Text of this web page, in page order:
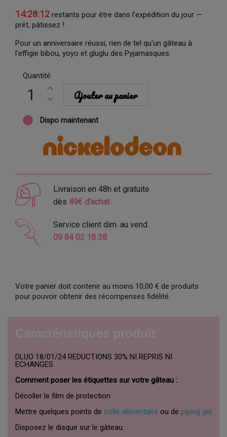
14:28:11 restants pour être dans l’expédition du jour —
prêt, pâtissez !
Pour un anniversaire réussi, rien de tel qu'un gâteau à
l'effigie bibou, yoyo et gluglu des Pyjamasques.
Quantité
Ajouter au panier
Dispo maintenant
Livraison en 48h et gratuite
dès 49€ d'achat
Service client dim. au vend.
09 84 02 18 38
Votre panier doit contenir au moins 10,00 € de produits
pour pouvoir obtenir des récompenses fidélité.
DLUO 18/01/24 REDUCTIONS 30% NI REPRIS NI
ECHANGES
Comment poser les étiquettes sur votre gâteau :
Décoller le film de protection
Mettre quelques points de colle alimentaire ou de piping gel
Disposez le disque sur le gâteau.